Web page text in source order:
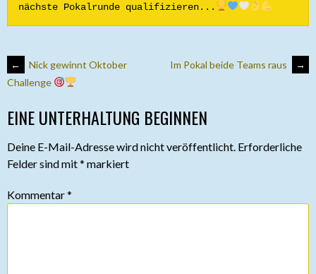
nächste Pokalrunde qualifizieren...
ARTIKEL-
NAVIGATION
←
Nick gewinnt Oktober
Challenge
Im Pokal beide Teams raus →
EINE UNTERHALTUNG BEGINNEN
Deine E-Mail-Adresse wird nicht veröffentlicht. Erforderliche
Felder sind mit* markiert
Kommentar*